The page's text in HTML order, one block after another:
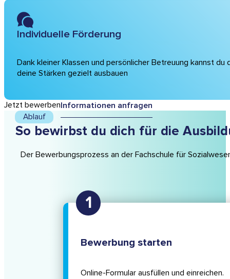
Individuelle Förderung
Dank kleiner Klassen und persönlicher Betreuung kannst du
deine Stärken gezielt ausbauen
Jetzt bewerbenInformationen anfragen
Ablauf
So bewirbst du dich für die
Der Bewerbungsprozess an der Fachschule für
Bewerbung starten
Online-Formular ausfüllen und einreichen.